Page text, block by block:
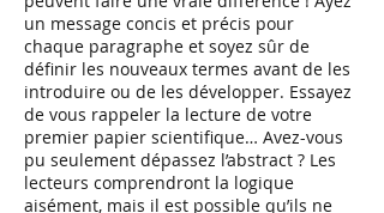
un message concis et précis pour
chaque paragraphe et soyez sûr de
définir les nouveaux termes avant de les
introduire ou de les développer. Essayez
de vous rappeler la lecture de votre
premier papier scientifique… Avez-vous
pu seulement dépassez l’abstract ? Les
lecteurs comprendront la logique
aisément, mais il est possible qu’ils ne